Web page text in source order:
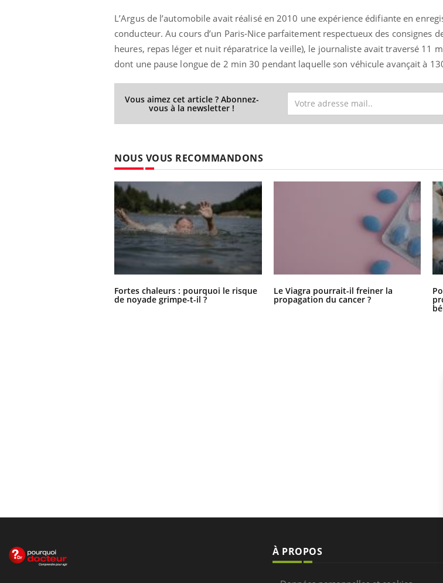
L’Argus de l’automobile avait réalisé en 2010 une expérience édifiante en
conducteur. Au cours d’un Paris-Nice parfaitement respectueux des consignes
heures, repas léger et nuit réparatrice la veille), le journaliste avait traversé 11
dont une pause longue de 2 min 30 pendant laquelle son véhicule avançait à
Vous aimez cet article ? Abonnez-
vous à la newsletter !
NOUS VOUS RECOMMANDONS
Fortes chaleurs : pourquoi le risque
de noyade grimpe-t-il ?
Le Viagra pourrait-il freiner la
propagation du cancer ?
À PROPOS